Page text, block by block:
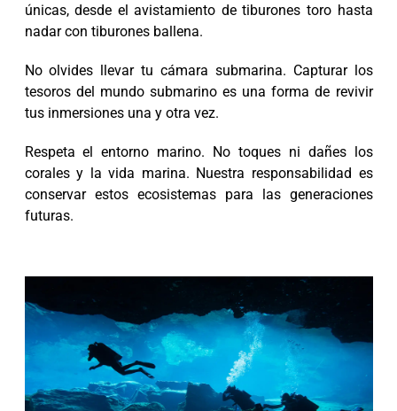
únicas, desde el avistamiento de tiburones toro hasta
nadar con tiburones ballena.
No olvides llevar tu cámara submarina. Capturar los
tesoros del mundo submarino es una forma de revivir
tus inmersiones una y otra vez.
Respeta el entorno marino. No toques ni dañes los
corales y la vida marina. Nuestra responsabilidad es
conservar estos ecosistemas para las generaciones
futuras.